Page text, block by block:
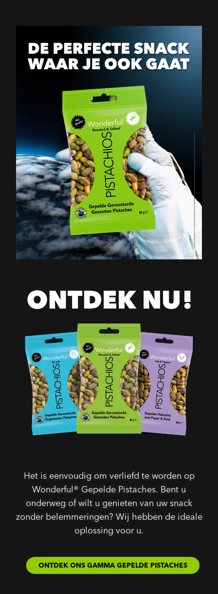
Het is eenvoudig om verliefd te worden op
Wonderful® Gepelde Pistaches. Bent u
onderweg of wilt u genieten van uw snack
zonder belemmeringen? Wij hebben de ideale
oplossing voor u.
ONTDEK ONS GAMMA GEPELDE PISTACHES